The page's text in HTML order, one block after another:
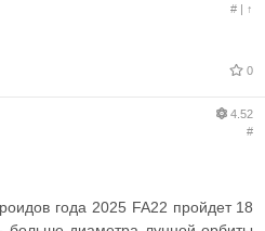
#| ↑
0
4.52
#
года 2025 FA22 пройдет 18